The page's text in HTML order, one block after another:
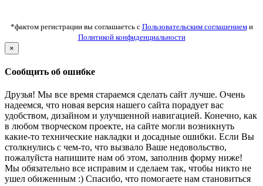
*фактом регистрации вы соглашаетсь с Пользовательским соглашениеми
Политикой конфиденциальности
×
Сообщить об ошибке
Друзья! Мы все время стараемся сделать сайт лучше. Очень
надеемся, что новая версия нашего сайта порадует вас
удобством, дизайном и улучшенной навигацией. Конечно, как
в любом творческом проекте, на сайте могли возникнуть
какие-то технические накладки и досадные ошибки. Если Вы
столкнулись с чем-то, что вызвало Ваше недовольство,
пожалуйста напишите нам об этом, заполнив форму ниже!
Мы обязательно все исправим и сделаем так, чтобы никто не
ушел обиженным :) Спасибо, что помогаете нам становиться